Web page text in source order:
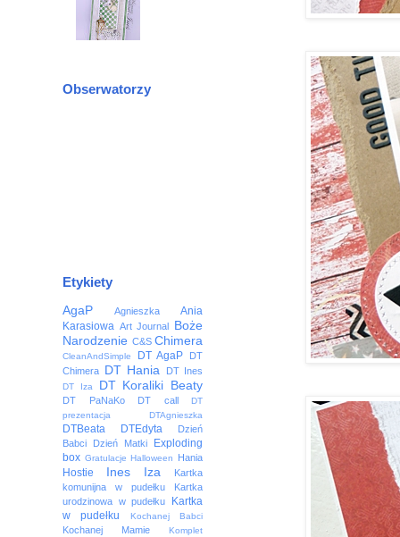
Obserwatorzy
Etykiety
AgaP Agnieszka
Ania
Karasiowa Art Journal
Boże
Narodzenie C&S Chimera
CleanAndSimple DT AgaP
DT
Chimera DT Hania DT Ines
DT Iza DT Koraliki Beaty
DT PaNaKo DT call
DT
prezentacja
DTAgnieszka
DTBeata DTEdyta
Dzień
Babci
Dzień Matki
Exploding
box Gratulacje Halloween Hania
Hostie Ines Iza
Kartka
komunijna w pudełku
Kartka
urodzinowa w pudełku
Kartka
w pudełku
Kochanej Babci
Kochanej Mamie
Komplet